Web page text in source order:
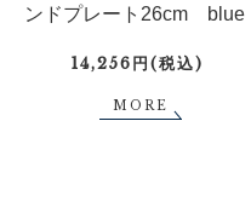
ンドプレート26cm blue
14,256円(税込)
MORE